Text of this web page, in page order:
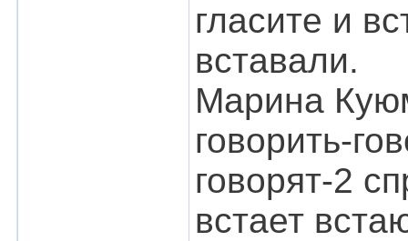
гласите и
вставали.
Марина
говорить-
говорят-2
встает